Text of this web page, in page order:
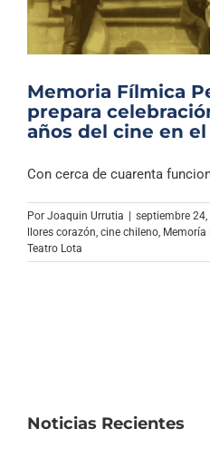
Música
Archivo
Memoria Fílmica
prepara
años del cine en
Con cerca de cuarenta
Por Joaquin Urrutia | septiembre
llores corazón cine chileno Memoría
Teatro Lota
Noticias Recientes